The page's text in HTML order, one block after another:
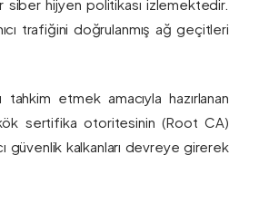
siber hijyen politikası izlemektedir.
trafiğini doğrulanmış ağ geçitleri
tahkim etmek amacıyla hazırlanan
sertifika otoritesinin (Root CA)
güvenlik kalkanları devreye girerek